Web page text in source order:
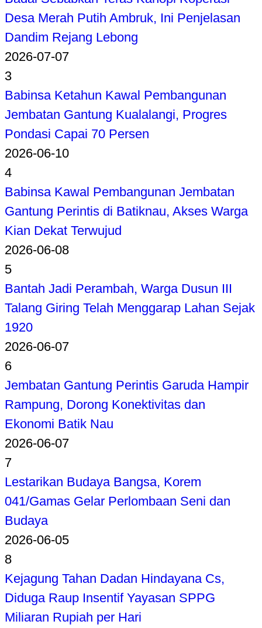
Desa Merah Putih Ambruk, Ini Penjelasan
Dandim Rejang Lebong
2026-07-07
3
Babinsa Ketahun Kawal Pembangunan
Jembatan Gantung Kualalangi, Progres
Pondasi Capai 70 Persen
2026-06-10
4
Babinsa Kawal Pembangunan Jembatan
Gantung Perintis di Batiknau, Akses Warga
Kian Dekat Terwujud
2026-06-08
5
Bantah Jadi Perambah, Warga Dusun III
Talang Giring Telah Menggarap Lahan Sejak
1920
2026-06-07
6
Jembatan Gantung Perintis Garuda Hampir
Rampung, Dorong Konektivitas dan
Ekonomi Batik Nau
2026-06-07
7
Lestarikan Budaya Bangsa, Korem
041/Gamas Gelar Perlombaan Seni dan
Budaya
2026-06-05
8
Kejagung Tahan Dadan Hindayana Cs,
Diduga Raup Insentif Yayasan SPPG
Miliaran Rupiah per Hari